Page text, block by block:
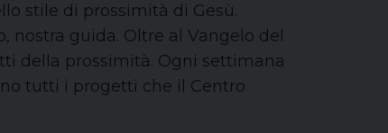
stile di prossimità di Gesù.
guida. Oltre al Vangelo del
della prossimità. Ogni settimana
tutti i progetti che il Centro